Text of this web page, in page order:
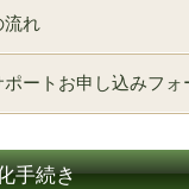
流れ
ートお申し込みフォ
手続き